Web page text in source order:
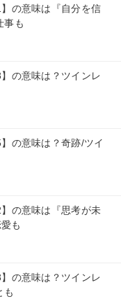
の意味は『自分を信
事も
の意味は？ツインレ
の意味は？奇跡/ツイ
の意味は『思考が未
も
の意味は？ツインレ
も